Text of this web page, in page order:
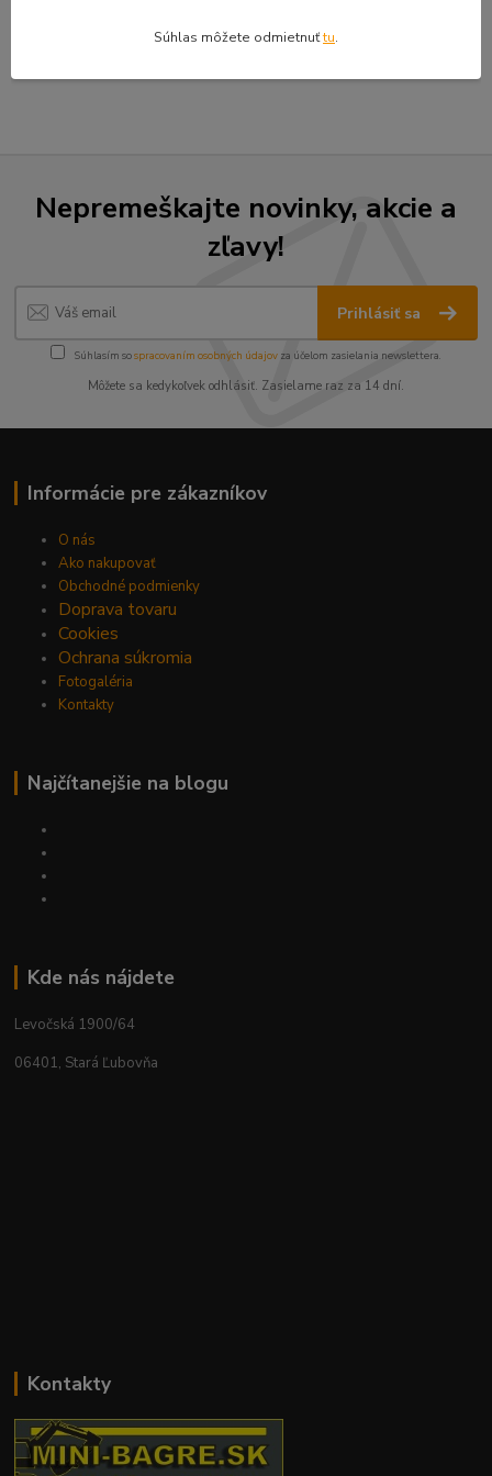
osobných údajov.
Nepremeškajte novinky, akcie a
zľavy!
Prihlásiť sa
Súhlasím sospracovaním osobných údajov za účelom zasielania newslettera.
Môžete sa kedykoľvek odhlásiť. Zasielame raz za 14 dní.
Informácie pre zákazníkov
O nás
Ako nakupovať
Obchodné podmienky
Doprava tovaru
Cookies
Ochrana súkromia
Fotogaléria
Kontakty
Najčítanejšie na blogu
Kde nás nájdete
Levočská 1900/64
06401, Stará Ľubovňa
Kontakty
Súhlas môžete odmietnuťtu.